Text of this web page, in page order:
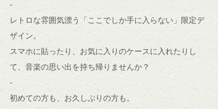
-
レトロな雰囲気漂う「ここでしか手に入らない」限定デ
ザイン。
スマホに貼ったり、お気に入りのケースに入れたりし
て、音楽の思い出を持ち帰りませんか？
-
初めての方も、お久しぶりの方も。